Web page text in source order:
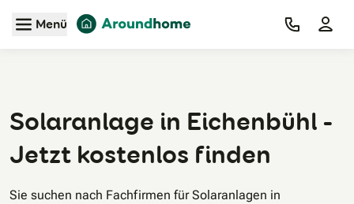
Zum Hauptinhalt
Menü
Solaranlage in Eichenbühl -
Jetzt kostenlos finden
Sie suchen nach Fachfirmen für Solaranlagen in